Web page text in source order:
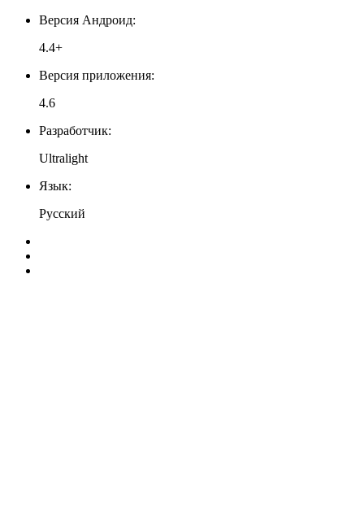
Версия Андроид:
4.4+
Версия приложения:
4.6
Разработчик:
Ultralight
Язык:
Русский